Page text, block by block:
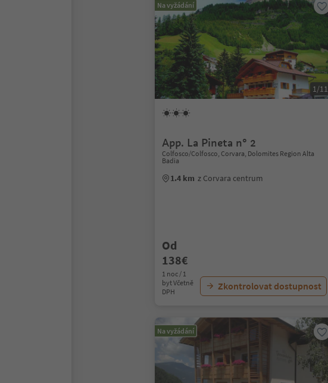
Na vyžádání
1/11
App. La Pineta n° 2
Colfosco/Colfosco, Corvara, Dolomites Region Alta
Badia
1.4 km z Corvara centrum
Od
138€
1 noc / 1
byt Včetně
DPH
Zkontrolovat dostupnost
Na vyžádání